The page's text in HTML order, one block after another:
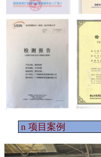
n 项目案例